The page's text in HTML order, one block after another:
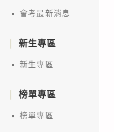
會考最新消息
新生專區
新生專區
榜單專區
榜單專區